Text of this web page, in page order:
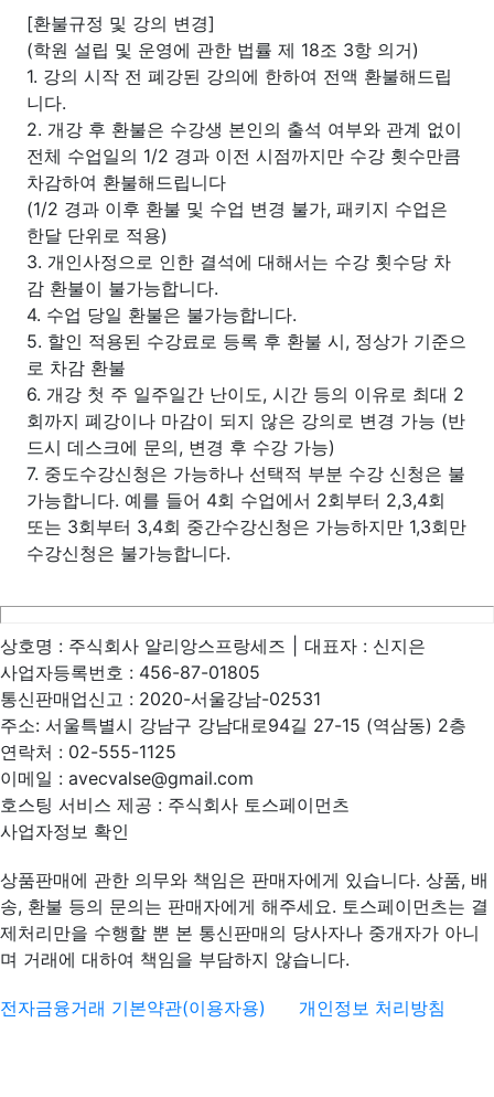
[환불규정 및 강의 변경]
(학원 설립 및 운영에 관한 법률 제 18조 3항 의거)
1. 강의 시작 전 폐강된 강의에 한하여 전액 환불해드립
니다.
2. 개강 후 환불은 수강생 본인의 출석 여부와 관계 없이
전체 수업일의 1/2 경과 이전 시점까지만 수강 횟수만큼
차감하여 환불해드립니다
(1/2 경과 이후 환불 및 수업 변경 불가, 패키지 수업은
한달 단위로 적용)
3. 개인사정으로 인한 결석에 대해서는 수강 횟수당 차
감 환불이 불가능합니다.
4. 수업 당일 환불은 불가능합니다.
5. 할인 적용된 수강료로 등록 후 환불 시, 정상가 기준으
로 차감 환불
6. 개강 첫 주 일주일간 난이도, 시간 등의 이유로 최대 2
회까지 폐강이나 마감이 되지 않은 강의로 변경 가능 (반
드시 데스크에 문의, 변경 후 수강 가능)
7. 중도수강신청은 가능하나 선택적 부분 수강 신청은 불
가능합니다. 예를 들어 4회 수업에서 2회부터 2,3,4회
또는 3회부터 3,4회 중간수강신청은 가능하지만 1,3회만
수강신청은 불가능합니다.
상호명 : 주식회사 알리앙스프랑세즈 대표자 : 신지은
사업자등록번호 : 456-87-01805
통신판매업신고 : 2020-서울강남-02531
주소: 서울특별시 강남구 강남대로94길 27-15 (역삼동) 2층
연락처 : 02-555-1125
이메일 : avecvalse@gmail.com
호스팅 서비스 제공 : 주식회사 토스페이먼츠
사업자정보 확인
상품판매에 관한 의무와 책임은 판매자에게 있습니다. 상품, 배
송, 환불 등의 문의는 판매자에게 해주세요. 토스페이먼츠는 결
제처리만을 수행할 뿐 본 통신판매의 당사자나 중개자가 아니
며 거래에 대하여 책임을 부담하지 않습니다.
전자금융거래 기본약관(이용자용) 개인정보 처리방침